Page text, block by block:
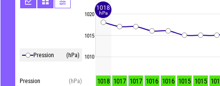
Pression (hPa)
Pression
(hPa)
1020
1015
1010
1018 1017 1017 1016 1016 1015 1015
1018
hPa